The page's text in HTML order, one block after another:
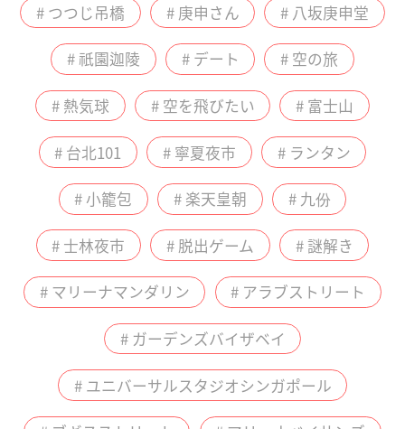
# つつじ吊橋 # 庚申さん # 八坂庚申堂
# 祇園迦陵 # デート # 空の旅
# 熱気球 # 空を飛びたい # 富士山
# 台北101 # 寧夏夜市 # ランタン
# 小籠包 # 楽天皇朝 # 九份
# 士林夜市 # 脱出ゲーム # 謎解き
# マリーナマンダリン # アラブストリート
# ガーデンズバイザベイ
# ユニバーサルスタジオシンガポール